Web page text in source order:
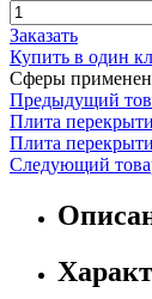
Заказать
Купить в один
Сферы
Предыдущий
Плита
Плита
Следующий